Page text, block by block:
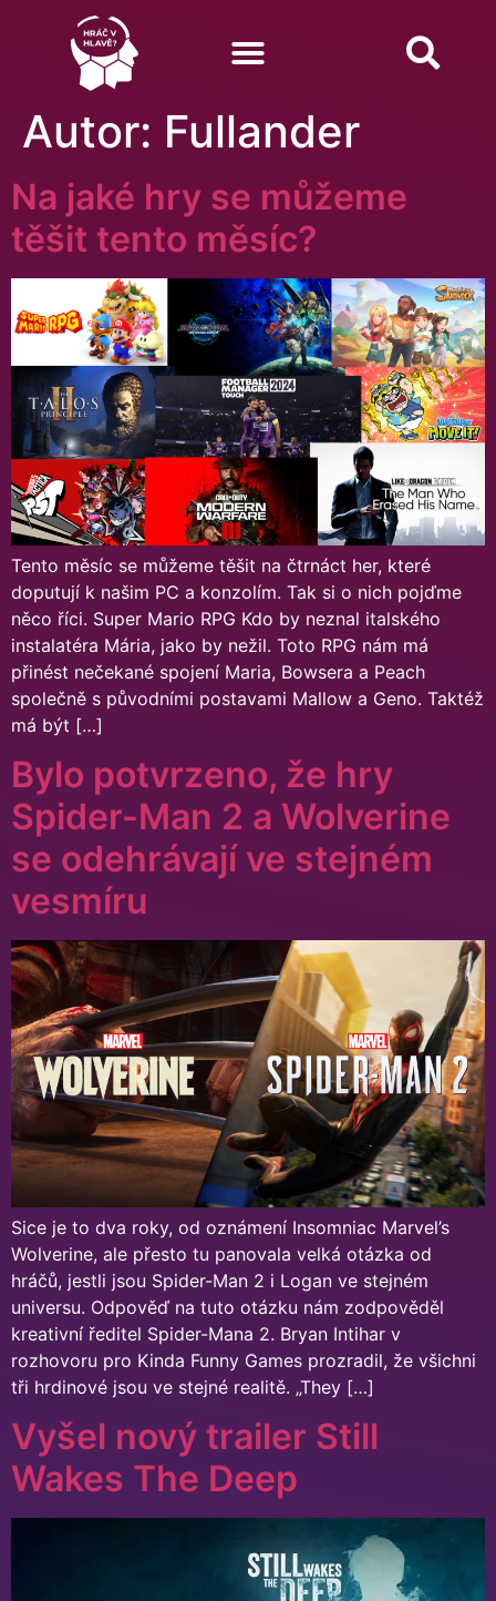
Autor: Fullander
Na jaké hry se můžeme
těšit tento měsíc?
Tento měsíc se můžeme těšit na čtrnáct her, které
doputují k našim PC a konzolím. Tak si o nich pojďme
něco říci. Super Mario RPG Kdo by neznal italského
instalatéra Mária, jako by nežil. Toto RPG nám má
přinést nečekané spojení Maria, Bowsera a Peach
společně s původními postavami Mallow a Geno. Taktéž
má být […]
Bylo potvrzeno, že hry
Spider-Man 2 a Wolverine
se odehrávají ve stejném
vesmíru
Sice je to dva roky, od oznámení Insomniac Marvel’s
Wolverine, ale přesto tu panovala velká otázka od
hráčů, jestli jsou Spider-Man 2 i Logan ve stejném
universu. Odpověď na tuto otázku nám zodpověděl
kreativní ředitel Spider-Mana 2. Bryan Intihar v
rozhovoru pro Kinda Funny Games prozradil, že všichni
tři hrdinové jsou ve stejné realitě. „They […]
Vyšel nový trailer Still
Wakes The Deep